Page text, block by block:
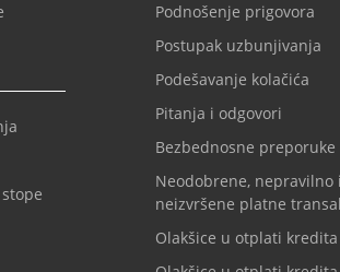
Podnošenje prigovora
Postupak uzbunjivanja
Podešavanje kolačića
Pitanja i odgovori
Bezbednosne preporuke
Neodobrene, nepravilno
neizvršene platne
Olakšice u otplati